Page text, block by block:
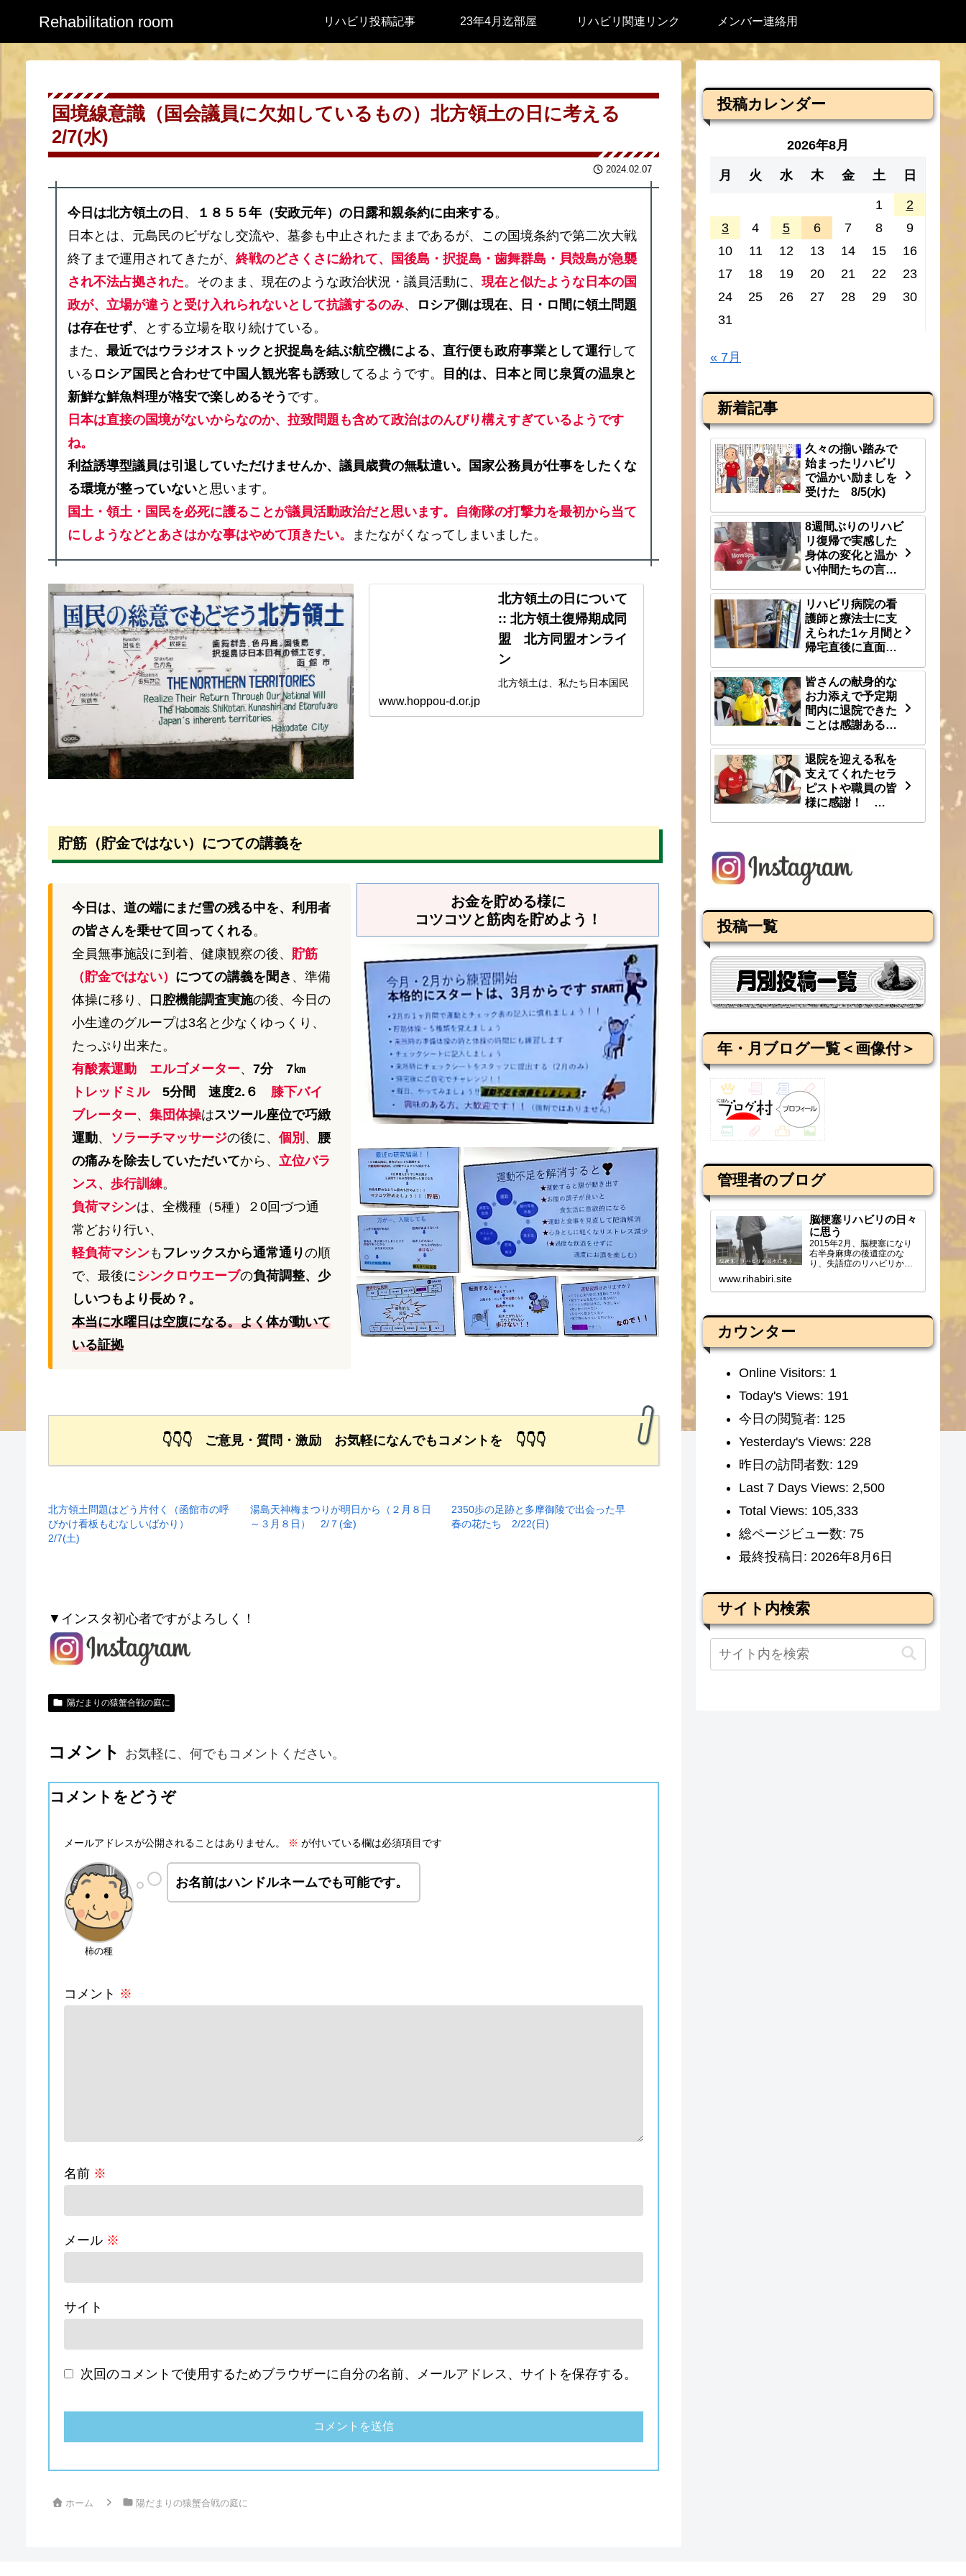
Rehabilitation room リハビリ投稿記事 23年4月迄部屋 リハビリ関連リンク メンバー連絡用
国境線意識（国会議員に欠如しているもの）北方領土の日に考える
2/7(水)
2024.02.07
今日は北方領土の日 、 １８５５年（安政元年）の日露和親条約に由来する。
日本とは、元島民のビザなし交流や、墓参も中止されたままであるが、この国境条約で第二次大戦
終了まで運用されてきたが、 終戦のどさくさに紛れて、国後島・択捉島・歯舞群島・貝殻島が急襲
され不法占拠された。そのまま、現在のような政治状況・議員活動に、 現在と似たような日本の国
政が、立場が違うと受け入れられないとして抗議するのみ、
ロシア側は現在、日・ロ間に領土問題
は存在せず、とする立場を取り続けている。
また、 最近ではウラジオストックと択捉島を結ぶ航空機による、直行便も政府事業として運行して
いる ロシア国民と合わせて中国人観光客も誘致 してるようです。
目的は、日本と同じ泉質の温泉と
新鮮な鮮魚料理が格安で楽しめるそう です。
日本は直接の国境がないからなのか、拉致問題も含めて政治はのんびり構えすぎているようです
ね。
利益誘導型議員は引退していただけませんか、議員歳費の無駄遣い。国家公務員が仕事をしたくな
る環境が整っていないと思います。
国土・領土・国民を必死に護ることが議員活動政治だと思います。自衛隊の打撃力を最初から当て
にしようなどとあさはかな事はやめて頂きたい。
またながくなってしまいました。
北方領土の日について
:: 北方領土復帰期成同
盟 北方同盟オンライ
ン
北方領土は、私たち日本国民
いできたもので、歴史的事実
www.hoppou-d.or.jp
貯筋（貯金ではない）につての講義を
今日は、道の端にまだ雪の残る中を、利用者
の皆さんを乗せて回ってくれる。
全員無事施設に到着、健康観察の後、 貯筋
（貯金ではない） につての講義を聞き 、準備
体操に移り、 口腔機能調査実施の後、今日の
小生達のグループは3名と少なくゆっくり、
たっぷり出来た。
有酸素運動 エルゴメーター、 7分 7㎞
トレッドミル
5分間 速度2.６
膝下バイ
ブレーター、 集団体操はスツール座位で巧緻
運動、 ソラーチマッサージの後に、 個別 、 腰
の痛みを除去していただいてから、 立位バラ
ンス、歩行訓練。
負荷マシンは、全機種（5種）２0回づつ通
常どおり行い、
軽負荷マシンも フレックスから通常通りの順
で、最後にシンクロウエーブの負荷調整、少
しいつもより長め？。
本当に水曜日は空腹になる。よく体が動いて
いる証拠
お金を貯める様に
コツコツと筋肉を貯めよう！
👇👇👇 ご意見・質問・激励 お気軽になんでもコメントを 👇👇👇
北方領土問題はどう片付く（函館市の呼
びかけ看板もむなしいばかり）
2/7(土)
湯島天神梅まつりが明日から（２月８日
～３月８日） 2/７(金)
2350歩の足跡と多摩御陵で出会った早
春の花たち 2/22(日)
▼インスタ初心者ですがよろしく！
陽だまりの猿蟹合戦の庭に
コメント お気軽に、何でもコメントください。
コメントをどうぞ
メールアドレスが公開されることはありません。 ※ が付いている欄は必須項目です
柿の種
お名前はハンドルネームでも可能です。
コメント ※
名前 ※
メール ※
サイト
次回のコメントで使用するためブラウザーに自分の名前、メールアドレス、サイトを保存する。
ホーム 陽だまりの猿蟹合戦の庭に
投稿カレンダー
2026年8月
月 火 水 木 金 土 日
1
2
3
4 5 6 7 8
9
10
11 12 13 14 15
16
17
18 19 20 21 22
23
24
25 26 27 28 29
30
31
« 7月
新着記事
久々の揃い踏みで
始まったリハビリ
で温かい励ましを
受けた 8/5(水)
8週間ぶりのリハビ
リ復帰で実感した
身体の変化と温か
い仲間たちの言
リハビリ病院の看
護師と療法士に支
えられた1ヶ月間と
帰宅直後に直面し
な壁 8/1(土)
皆さんの献身的な
お力添えで予定期
間内に退院できた
ことは感謝あるの
退院を迎える私を
支えてくれたセラ
ピストや職員の皆
様に感謝！
投稿一覧
年・月ブログ一覧＜画像付＞
管理者のブログ
脳梗塞リハビリの日々
に思う
2015年2月、脳梗塞になり
右半身麻痺の後遺症のな
り、失語症のリハビリから
www.rihabiri.site
カウンター
Online Visitors: 1
Today's Views: 191
今日の閲覧者: 125
Yesterday's Views: 228
昨日の訪問者数: 129
Last 7 Days Views: 2,500
Total Views: 105,333
総ページビュー数: 75
最終投稿日: 2026年8月6日
サイト内検索